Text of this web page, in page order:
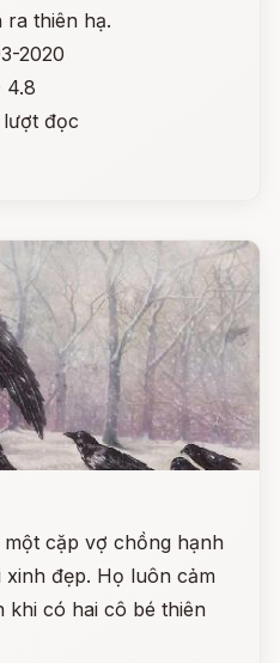
ra thiên hạ.
2020
4.8
đọc
cặp vợ chồng hạnh
đẹp. Họ luôn cảm
khi có hai cô bé thiên